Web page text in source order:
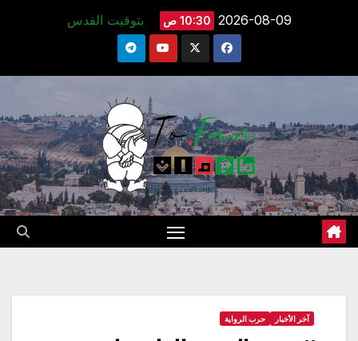
2026-08-09 10:30 ص بتوقيت القدس
آخر الأخبار حرب الرواية